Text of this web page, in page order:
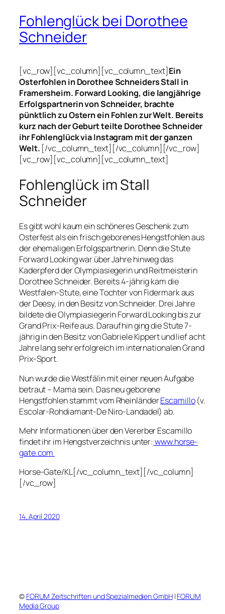
Fohlenglück bei Dorothee
Schneider
[vc_row][vc_column][vc_column_text]Ein
Osterfohlen in Dorothee Schneiders Stall in
Framersheim. Forward Looking, die langjährige
Erfolgspartnerin von Schneider, brachte
pünktlich zu Ostern ein Fohlen zur Welt. Bereits
kurz nach der Geburt teilte Dorothee Schneider
ihr Fohlenglück via Instagram mit der ganzen
Welt. [/vc_column_text][/vc_column][/vc_row]
[vc_row][vc_column][vc_column_text]
Fohlenglück im Stall
Schneider
Es gibt wohl kaum ein schöneres Geschenk zum
Osterfest als ein frisch geborenes Hengstfohlen aus
der ehemaligen Erfolgspartnerin. Denn die Stute
Forward Looking war über Jahre hinweg das
Kaderpferd der Olympiasiegerin und Reitmeisterin
Dorothee Schneider. Bereits 4-jährig kam die
Westfalen-Stute, eine Tochter von Fidermark aus
der Deesy, in den Besitz von Schneider. Drei Jahre
bildete die Olympiasiegerin Forward Looking bis zur
Grand Prix-Reife aus. Daraufhin ging die Stute 7-
jährig in den Besitz von Gabriele Kippert und lief acht
Jahre lang sehr erfolgreich im internationalen Grand
Prix-Sport.
Nun wurde die Westfälin mit einer neuen Aufgabe
betraut – Mama sein. Das neu geborene
Hengstfohlen stammt vom RheinländerEscamillo(v.
Escolar-Rohdiamant-De Niro-Landadel) ab.
Mehr Informationen über den Vererber Escamillo
findet ihr im Hengstverzeichnis unter: www.horse-
gate.com
Horse-Gate/KL[/vc_column_text][/vc_column]
[/vc_row]
14. April 2020
© FORUM Zeitschriften und Spezialmedien GmbH| FORUM
Media Group